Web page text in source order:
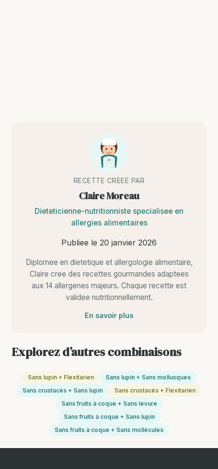
RECETTE CREEE PAR
Claire Moreau
Dieteticienne-nutritionniste specialisee en
allergies alimentaires
Publiee le 20 janvier 2026
Diplomee en dietetique et allergologie alimentaire,
Claire cree des recettes gourmandes adaptees
aux 14 allergenes majeurs. Chaque recette est
validee nutritionnellement.
En savoir plus
Explorez d’autres combinaisons
Sans lupin + Flexitarien
Sans lupin + Sans mollusques
Sans crustacés + Sans lupin
Sans crustacés + Flexitarien
Sans fruits à coque + Sans levure
Sans fruits à coque + Sans lupin
Sans fruits à coque + Sans mollécules